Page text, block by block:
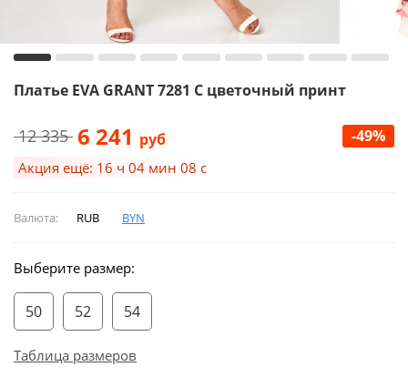
Платье EVA GRANT 7281 С цветочный принт
12 335 6 241 руб -49%
Акция ещё: 16 ч 04 мин 07 с
Валюта: RUB BYN
Выберите размер:
50 52 54
Таблица размеров